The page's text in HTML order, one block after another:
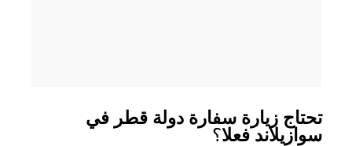
تحتاج زيارة سفارة دولة قطر في
سوازيلاند فعلا؟